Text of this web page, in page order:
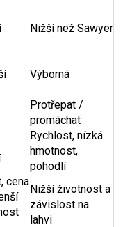
Nižší než Sawyer
Výborná
Protřepat /
promáchat
Rychlost, nízká
hmotnost,
pohodlí
cena
Nižší životnost a
závislost na
lahvi